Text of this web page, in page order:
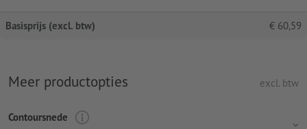
Basisprijs (excl. btw) € 60,59
Meer productopties excl. btw
Contoursnede